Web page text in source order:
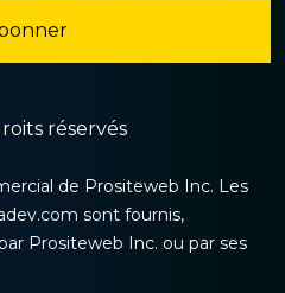
réservés
de Prositeweb Inc. Les
sont fournis,
Prositeweb Inc. ou par ses